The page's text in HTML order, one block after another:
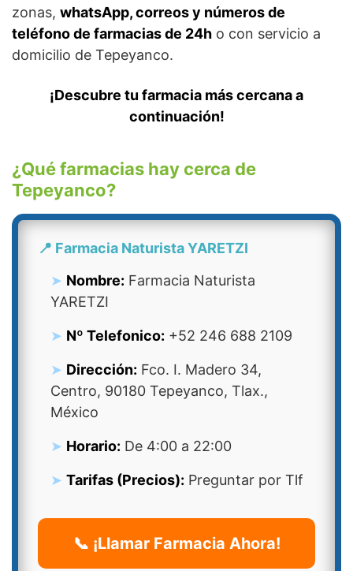
zonas, whatsApp, correos y números de
teléfono de farmacias de 24h o con servicio a
domicilio de Tepeyanco.
¡Descubre tu farmacia más cercana a
continuación!
¿Qué farmacias hay cerca de
Tepeyanco?
📍 Farmacia Naturista YARETZI
Nombre: Farmacia Naturista
YARETZI
Nº Telefonico: +52 246 688 2109
Dirección: Fco. I. Madero 34,
Centro, 90180 Tepeyanco, Tlax.,
México
Horario: De 4:00 a 22:00
Tarifas (Precios): Preguntar por Tlf
📞 ¡Llamar Farmacia Ahora!